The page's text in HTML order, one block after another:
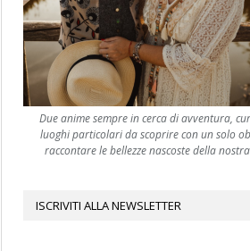
Due anime sempre in cerca di avventura,
luoghi particolari da scoprire con un solo
raccontare le bellezze nascoste della
ISCRIVITI ALLA NEWSLETTER